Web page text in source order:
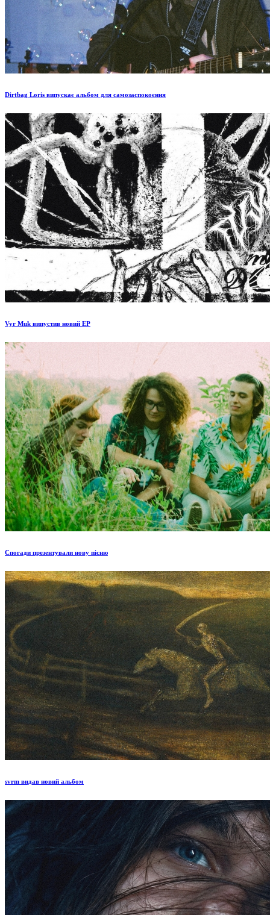
Dirtbag Loris випускає альбом для самозаспокоєння
Vyr Muk випустив новий EP
Спогади презентували нову пісню
svrm видав новий альбом